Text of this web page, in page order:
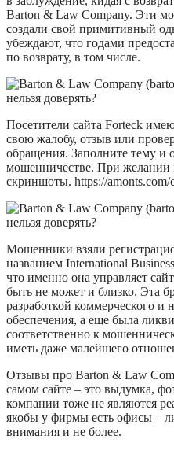
Barton & Law Company. Эти
создали свой примитивный
убеждают, что годами
по возврату, в том числе.
Посетители сайта Forteck
свою жалобу, отзыв или
обращения. Заполните тему и
мошенничестве. При
скриншоты. https://amonts.com/
Мошенники взяли
названием International
что именно она управляет
быть не может и близко. Эта
разработкой коммерческого и
обеспечения, а еще была
соответственно к
иметь даже малейшего
Отзывы про Barton & Law
самом сайте – это выдумка,
компании тоже не являются
якобы у фирмы есть офисы –
внимания и не более.